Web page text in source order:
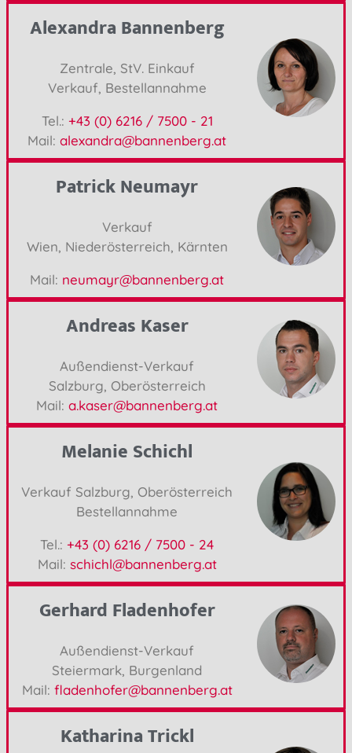
Alexandra Bannenberg
Zentrale, StV. Einkauf
Verkauf, Bestellannahme
Tel.: +43 (0) 6216 / 7500 - 21
Mail: alexandra@bannenberg.at
Patrick Neumayr
Verkauf
Wien, Niederösterreich, Kärnten
Mail: neumayr@bannenberg.at
Andreas Kaser
Außendienst-Verkauf
Salzburg, Oberösterreich
Mail: a.kaser@bannenberg.at
Melanie Schichl
Verkauf Salzburg, Oberösterreich
Bestellannahme
Tel.: +43 (0) 6216 / 7500 - 24
Mail: schichl@bannenberg.at
Gerhard Fladenhofer
Außendienst-Verkauf
Steiermark, Burgenland
Mail: fladenhofer@bannenberg.at
Katharina Trickl